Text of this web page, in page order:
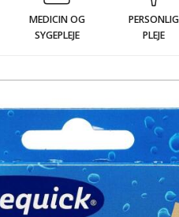
MEDICIN OG
SYGEPLEJE
PERSONLIG
PLEJE